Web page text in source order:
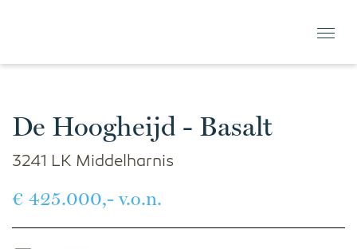
De Hoogheijd - Basalt
3241 LK Middelharnis
€ 425.000,- v.o.n.